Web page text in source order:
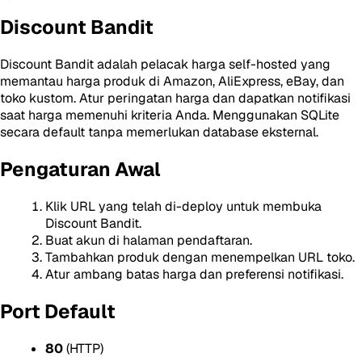
Discount Bandit
Discount Bandit adalah pelacak harga self-hosted yang
memantau harga produk di Amazon, AliExpress, eBay, dan
toko kustom. Atur peringatan harga dan dapatkan notifikasi
saat harga memenuhi kriteria Anda. Menggunakan SQLite
secara default tanpa memerlukan database eksternal.
Pengaturan Awal
Klik URL yang telah di-deploy untuk membuka
Discount Bandit.
Buat akun di halaman pendaftaran.
Tambahkan produk dengan menempelkan URL toko.
Atur ambang batas harga dan preferensi notifikasi.
Port Default
80(HTTP)